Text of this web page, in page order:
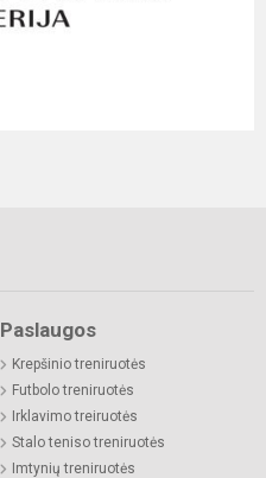
Paslaugos
Krepšinio treniruotės
Futbolo treniruotės
Irklavimo treiruotės
Stalo teniso treniruotės
Imtynių treniruotės